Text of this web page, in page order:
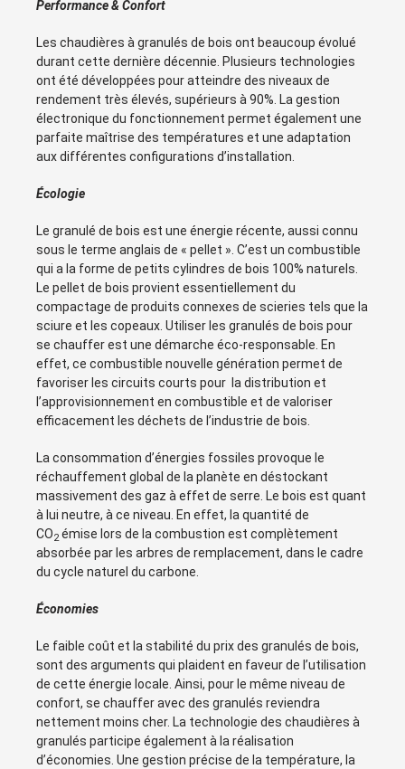
Performance & Confort
Les chaudières à granulés de bois ont beaucoup évolué
durant cette dernière décennie. Plusieurs technologies
ont été développées pour atteindre des niveaux de
rendement très élevés, supérieurs à 90%. La gestion
électronique du fonctionnement permet également une
parfaite maîtrise des températures et une adaptation
aux différentes configurations d’installation.
Écologie
Le granulé de bois est une énergie récente, aussi connu
sous le terme anglais de « pellet ». C’est un combustible
qui a la forme de petits cylindres de bois 100% naturels.
Le pellet de bois provient essentiellement du
compactage de produits connexes de scieries tels que la
sciure et les copeaux. Utiliser les granulés de bois pour
se chauffer est une démarche éco-responsable. En
effet, ce combustible nouvelle génération permet de
favoriser les circuits courts pour la distribution et
l’approvisionnement en combustible et de valoriser
efficacement les déchets de l’industrie de bois.
La consommation d’énergies fossiles provoque le
réchauffement global de la planète en déstockant
massivement des gaz à effet de serre. Le bois est quant
à lui neutre, à ce niveau. En effet, la quantité de
CO2 émise lors de la combustion est complètement
absorbée par les arbres de remplacement, dans le cadre
du cycle naturel du carbone.
Économies
Le faible coût et la stabilité du prix des granulés de bois,
sont des arguments qui plaident en faveur de l’utilisation
de cette énergie locale. Ainsi, pour le même niveau de
confort, se chauffer avec des granulés reviendra
nettement moins cher. La technologie des chaudières à
granulés participe également à la réalisation
d’économies. Une gestion précise de la température, la